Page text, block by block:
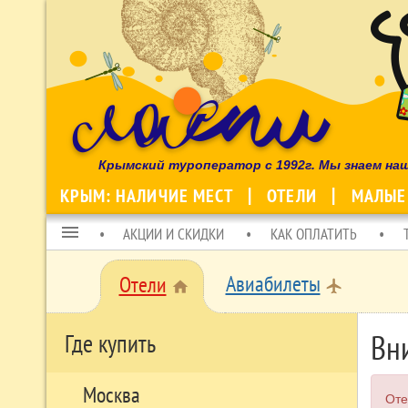
Крымский туроператор с 1992г. Мы знаем
КРЫМ: НАЛИЧИЕ МЕСТ ОТЕЛИ МАЛЫЕ
menu АКЦИИ И СКИДКИ КАК ОПЛАТИТЬ
Отели home Авиабилеты local_airport
Где купить
Москва